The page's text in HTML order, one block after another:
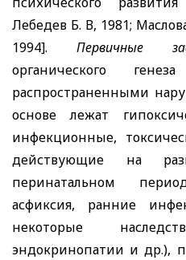
Лебедев Б. В, 1981;
1994]. Первичные
органического
распространенными
основе лежат
инфекционные,
действующие на
перинатальном
асфиксия, ранние
некоторые
эндокринопатии и др.),